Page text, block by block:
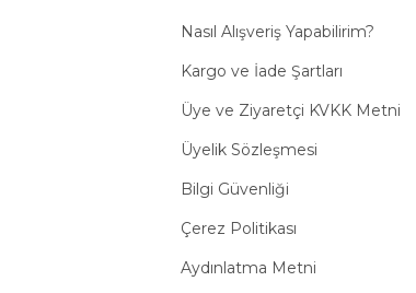
Nasıl Alışveriş Yapabilirim?
Kargo ve İade Şartları
Üye ve Ziyaretçi KVKK Metni
Üyelik Sözleşmesi
Bilgi Güvenliği
Çerez Politikası
Aydınlatma Metni